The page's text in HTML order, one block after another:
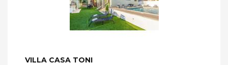
VILLA CASA TONI